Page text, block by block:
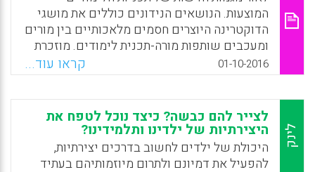
Durksen, Tracy L.; Williamson, Derek; Kiss,
Julia; Ginns, Paul, 2016).
WhatsApp
Facebook
Email
X
המוצעות. הנושאים הנידונים כוללים את מושגי
הדוקטרינה היוצרים חסמים מלאכותיים בין מורים
ומעכבים שותפות מורה-תכנית לימודים. מוזכרת
גם החשיבות של זיהוי היכולות המובחנות של
המורה ושל תכנית הלימודים לתמיכה בלמידת
התלמיד ואסטרטגיות שיסייעו למורים לשתף
פעולה עם מפתחי תכניות לימודים (Remillard,
Janine T. , 2016).
WhatsApp
Facebook
Email
X
01-10-2016 קראו עוד...
לינק
לצייר להם כבשה? כיצד נוכל לטפח את
היצירתיות של ילדינו ותלמידינו?
היכולת של ילדים לחשוב בדרכים יצירתיות,
להפעיל את דמיונם ולתרום מיוזמותיהם בעתיד